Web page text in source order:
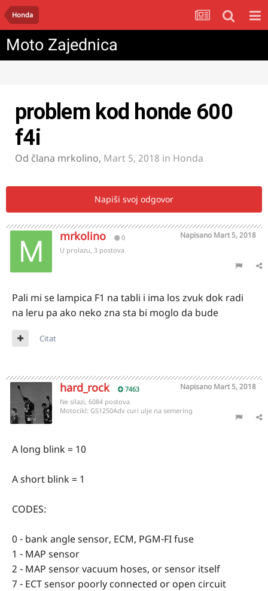
Honda
Moto Zajednica
problem kod honde 600
f4i
Od člana mrkolino, Mart 5, 2018 in Honda
Napiši svoj odgovor
mrkolino 0 Napisano Mart 5, 2018
U prolazu, 3 postova
Pali mi se lampica F1 na tabli i ima los zvuk dok radi
na leru pa ako neko zna sta bi moglo da bude
Citat
hard_rock 7463 Napisano Mart 5, 2018
Ne silazi, 6084 postova
Motocikl: GS1250Adv curi ulje na semering
A long blink = 10
A short blink = 1
CODES:
0 - bank angle sensor, ECM, PGM-FI fuse
1 - MAP sensor
2 - MAP sensor vacuum hoses, or sensor itself
7 - ECT sensor poorly connected or open circuit